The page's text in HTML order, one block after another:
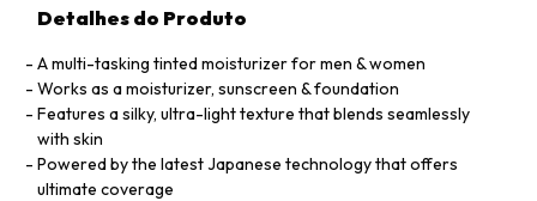
Detalhes do Produto
A multi-tasking tinted moisturizer for men & women
Works as a moisturizer, sunscreen & foundation
Features a silky, ultra-light texture that blends seamlessly
with skin
Powered by the latest Japanese technology that offers
ultimate coverage